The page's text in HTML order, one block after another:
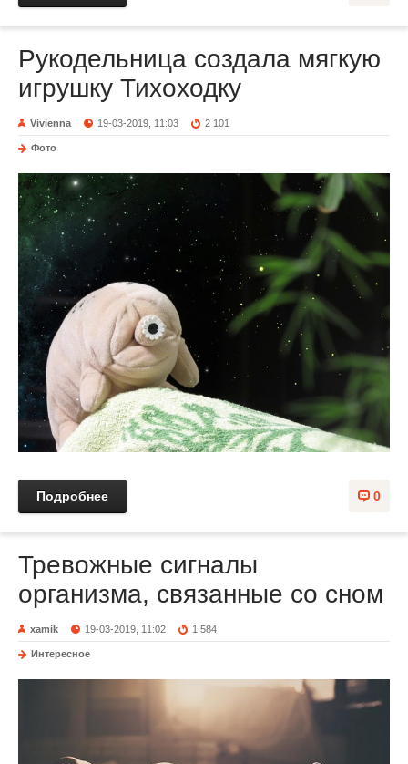
Рукодельница создала мягкую
игрушку Тихоходку
Vivienna 19-03-2019, 11:03 2 101
Фото
0
Подробнее
Тревожные сигналы
организма, связанные со сном
xamik 19-03-2019, 11:02 1 584
Интересное